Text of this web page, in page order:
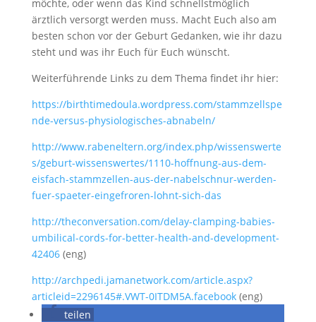
möchte, oder wenn das Kind schnellstmöglich
ärztlich versorgt werden muss. Macht Euch also am
besten schon vor der Geburt Gedanken, wie ihr dazu
steht und was ihr Euch für Euch wünscht.
Weiterführende Links zu dem Thema findet ihr hier:
https://birthtimedoula.wordpress.com/stammzellspe
nde-versus-physiologisches-abnabeln/
http://www.rabeneltern.org/index.php/wissenswerte
s/geburt-wissenswertes/1110-hoffnung-aus-dem-
eisfach-stammzellen-aus-der-nabelschnur-werden-
fuer-spaeter-eingefroren-lohnt-sich-das
http://theconversation.com/delay-clamping-babies-
umbilical-cords-for-better-health-and-development-
42406(eng)
http://archpedi.jamanetwork.com/article.aspx?
articleid=2296145#.VWT-0ITDM5A.facebook (eng)
teilen